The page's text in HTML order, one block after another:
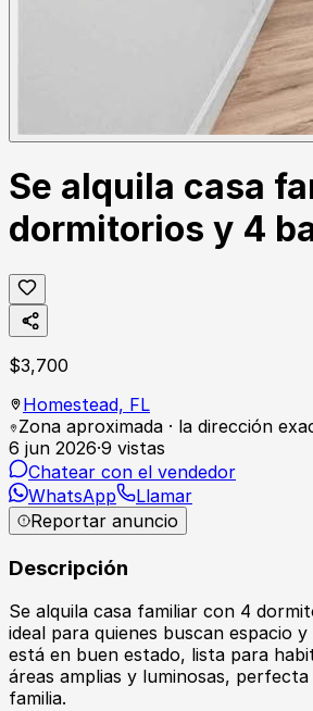
Se alquila casa
dormitorios y 4
$3,700
Homestead, FL
Zona aproximada · la dirección
6 jun 2026·9 vistas
Chatear con el vendedor
WhatsApp
Llamar
Reportar anuncio
Descripción
Se alquila casa familiar con 4
ideal para quienes buscan espacio
está en buen estado, lista para
áreas amplias y luminosas,
familia.